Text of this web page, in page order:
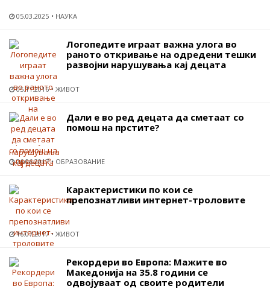
05.03.2025 НАУКА
Логопедите играат важна улога во
раното откривање на одредени тешки
развојни нарушувања кај децата
05.11.2016 ЖИВОТ
Дали е во ред децата да сметаат со
помош на прстите?
26.06.2017 ОБРАЗОВАНИЕ
Карактеристики по кои се
препознатливи интернет-троловите
16.07.2017 ЖИВОТ
Рекордери во Европа: Мажите во
Македонија на 35.8 години се
одвојуваат од своите родители